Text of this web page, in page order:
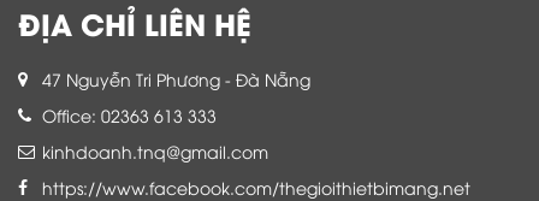
ĐỊA CHỈ LIÊN HỆ
47 Nguyễn Tri Phương - Đà Nẵng
Office: 02363 613 333
kinhdoanh.tnq@gmail.com
https://www.facebook.com/thegioithietbimang.net